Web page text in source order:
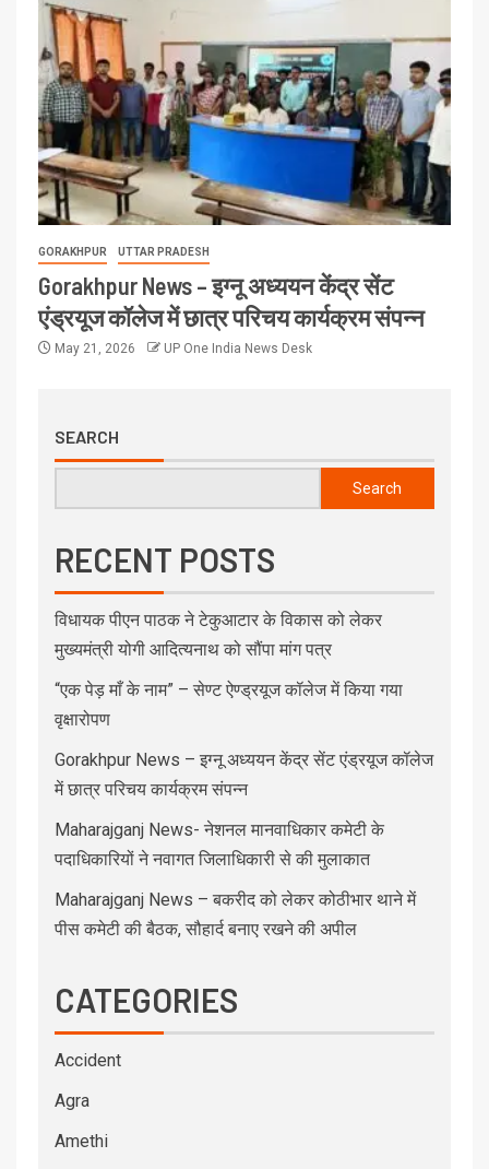
GORAKHPUR UTTAR PRADESH
Gorakhpur News – इग्नू अध्ययन केंद्र सेंट
एंड्रयूज कॉलेज में छात्र परिचय कार्यक्रम संपन्न
May 21, 2026 UP One India News Desk
SEARCH
Search
RECENT POSTS
विधायक पीएन पाठक ने टेकुआटार के विकास को लेकर
मुख्यमंत्री योगी आदित्यनाथ को सौंपा मांग पत्र
“एक पेड़ माँ के नाम” – सेण्ट ऐण्ड्रयूज कॉलेज में किया गया
वृक्षारोपण
Gorakhpur News – इग्नू अध्ययन केंद्र सेंट एंड्रयूज कॉलेज
में छात्र परिचय कार्यक्रम संपन्न
Maharajganj News- नेशनल मानवाधिकार कमेटी के
पदाधिकारियों ने नवागत जिलाधिकारी से की मुलाकात
Maharajganj News – बकरीद को लेकर कोठीभार थाने में
पीस कमेटी की बैठक, सौहार्द बनाए रखने की अपील
CATEGORIES
Accident
Agra
Amethi